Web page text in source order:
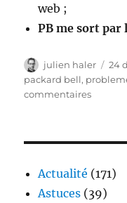
web ;
PB me sort par
Auteur
julien haler
le
24
packard bell,
commentairessur
24
est
Actualité (171)
Astuces (39)